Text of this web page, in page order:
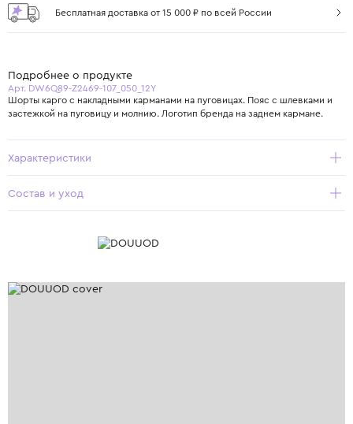
Бесплатная доставка от 15 000 ₽ по всей России
Подробнее о продукте
Арт. DW6Q89-Z2469-107_050_12Y
Шорты карго с накладными карманами на пуговицах. Пояс с шлевками и
застежкой на пуговицу и молнию. Логотип бренда на заднем кармане.
Характеристики
Состав и уход